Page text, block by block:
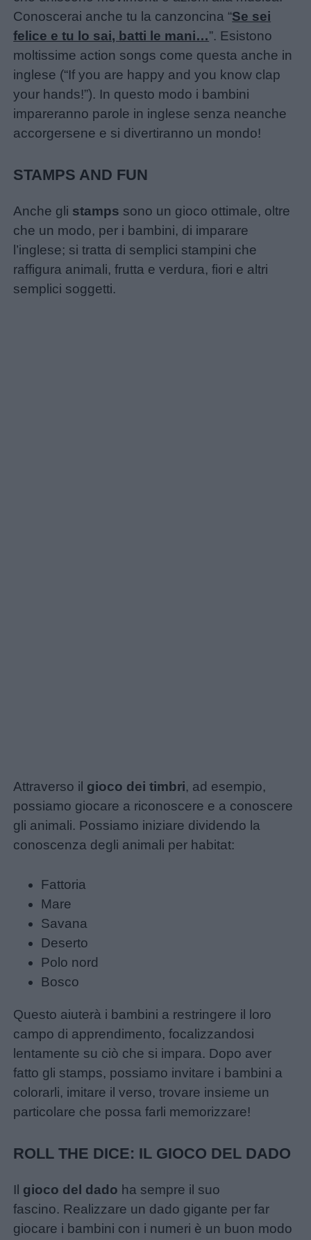
Conoscerai anche tu la canzoncina “Se sei
felice e tu lo sai, batti le mani…”. Esistono
moltissime action songs come questa anche in
inglese (“If you are happy and you know clap
your hands!”). In questo modo i bambini
impareranno parole in inglese senza neanche
accorgersene e si divertiranno un mondo!
STAMPS AND FUN
Anche gli stamps sono un gioco ottimale, oltre
che un modo, per i bambini, di imparare
l’inglese; si tratta di semplici stampini che
raffigura animali, frutta e verdura, fiori e altri
semplici soggetti.
Attraverso il gioco dei timbri, ad esempio,
possiamo giocare a riconoscere e a conoscere
gli animali. Possiamo iniziare dividendo la
conoscenza degli animali per habitat:
Fattoria
Mare
Savana
Deserto
Polo nord
Bosco
Questo aiuterà i bambini a restringere il loro
campo di apprendimento, focalizzandosi
lentamente su ciò che si impara. Dopo aver
fatto gli stamps, possiamo invitare i bambini a
colorarli, imitare il verso, trovare insieme un
particolare che possa farli memorizzare!
ROLL THE DICE: IL GIOCO DEL DADO
Il gioco del dado ha sempre il suo
fascino. Realizzare un dado gigante per far
giocare i bambini con i numeri è un buon modo